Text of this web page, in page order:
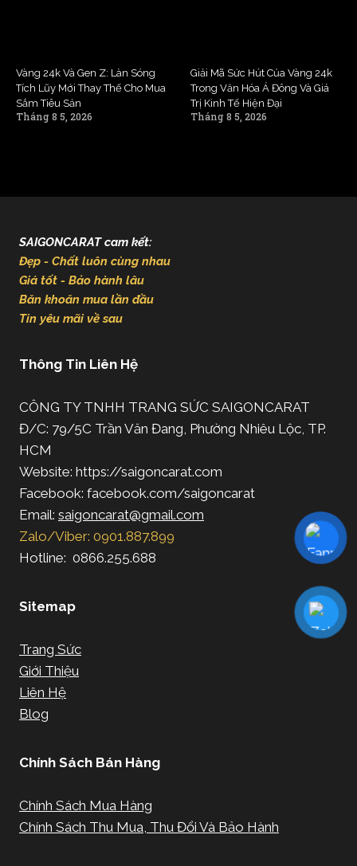
Vàng 24k Và Gen Z: Làn Sóng
Tích Lũy Mới Thay Thế Cho Mua
Sắm Tiêu Sản
Tháng 8 5, 2026
Giải Mã Sức Hút Của Vàng 24k
Trong Văn Hóa Á Đông Và Giá
Trị Kinh Tế Hiện Đại
Tháng 8 5, 2026
SAIGONCARAT cam kết:
Đẹp - Chất luôn cùng nhau
Giá tốt - Bảo hành lâu
Băn khoăn mua lần đầu
Tin yêu mãi về sau
Thông Tin Liên Hệ
CÔNG TY TNHH TRANG SỨC SAIGONCARAT
Đ/C: 79/5C Trần Văn Đang, Phường Nhiêu Lộc, TP.
HCM
Website: https://saigoncarat.com
Facebook: facebook.com/saigoncarat
Email: saigoncarat@gmail.com
Zalo/Viber: 0901.887.899
Hotline: 0866.255.688
Sitemap
Trang Sức
Giới Thiệu
Liên Hệ
Blog
Chính Sách Bán Hàng
Chính Sách Mua Hàng
Chính Sách Thu Mua, Thu Đổi Và Bảo Hành